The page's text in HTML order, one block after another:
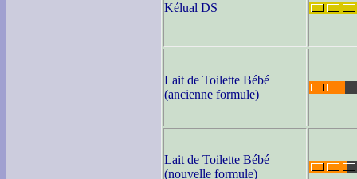
Kélual DS
Lait de Toilette Bébé
(ancienne formule)
Lait de Toilette Bébé
(nouvelle formule)